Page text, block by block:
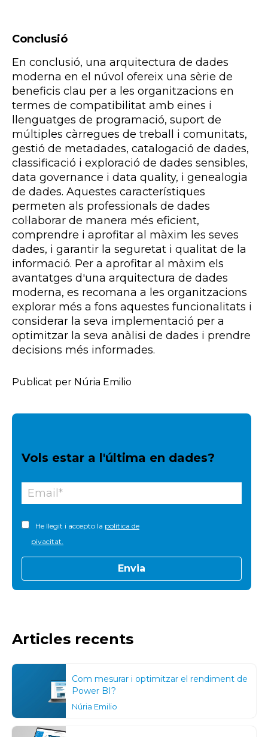
Conclusió
En conclusió, una arquitectura de dades
moderna en el núvol ofereix una sèrie de
beneficis clau per a les organitzacions en
termes de compatibilitat amb eines i
llenguatges de programació, suport de
múltiples càrregues de treball i comunitats,
gestió de metadades, catalogació de dades,
classificació i exploració de dades sensibles,
data governance i data quality, i genealogia
de dades. Aquestes característiques
permeten als professionals de dades
col·laborar de manera més eficient,
comprendre i aprofitar al màxim les seves
dades, i garantir la seguretat i qualitat de la
informació. Per a aprofitar al màxim els
avantatges d'una arquitectura de dades
moderna, es recomana a les organitzacions
explorar més a fons aquestes funcionalitats i
considerar la seva implementació per a
optimitzar la seva anàlisi de dades i prendre
decisions més informades.
Publicat per Núria Emilio
Vols estar a l'última en dades?
He llegit i accepto la política de
pivacitat.
Articles recents
Com mesurar i optimitzar el rendiment de
Power BI?
Núria Emilio